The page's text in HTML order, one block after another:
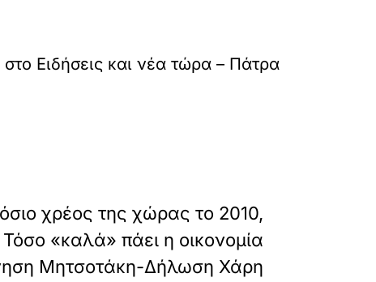
στο Ειδήσεις και νέα τώρα – Πάτρα
χρέος της χώρας το 2010,
«καλά» πάει η οικονομία
Μητσοτάκη-Δήλωση Χάρη